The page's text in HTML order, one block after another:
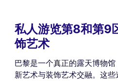
私人游览第8和第9
饰艺术
巴黎是一个真正的露天博物
新艺术与装饰艺术交融。这